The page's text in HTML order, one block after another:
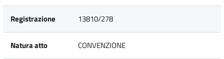
Registrazione 13810/278
Natura atto CONVENZIONE